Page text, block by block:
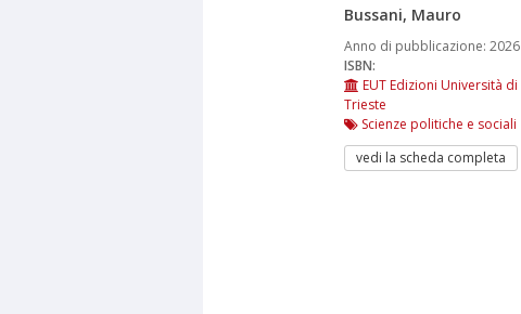
Bussani, Mauro
Anno di pubblicazione: 2026
ISBN:
EUT Edizioni Università di
Trieste
Scienze politiche e sociali
vedi la scheda completa